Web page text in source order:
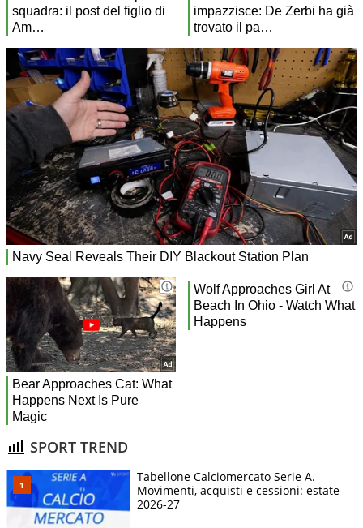
SPORT TREND
Tabellone Calciomercato Serie A.
Movimenti, acquisti e cessioni: estate
2026-27